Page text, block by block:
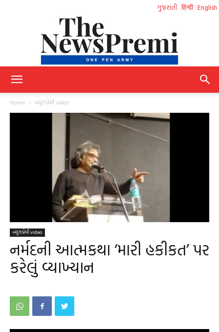
ગુજરાતી हिन्दी English
Gujarati
Home ન્યુઝપ્રેમી video
ન્યુઝપ્રેમી video
નર્મદની આત્મકથા ‘મારી હકીકત’ પર
કરેલું વ્યાખ્યાન